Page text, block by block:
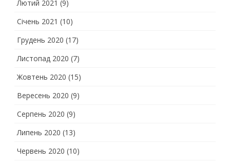
Лютий 2021 (9)
Січень 2021 (10)
Грудень 2020 (17)
Листопад 2020 (7)
Жовтень 2020 (15)
Вересень 2020 (9)
Серпень 2020 (9)
Липень 2020 (13)
Червень 2020 (10)